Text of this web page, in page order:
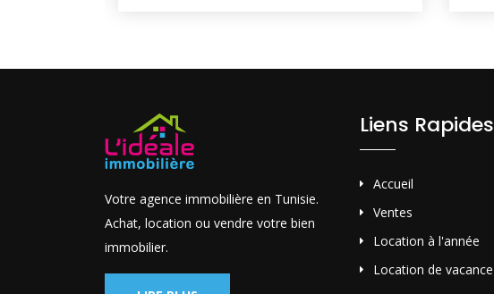
Votre agence immobilière en Tunisie.
Achat, location ou vendre votre bien
immobilier.
Liens Rapides
Accueil
Ventes
Location à l'année
Location de vacance